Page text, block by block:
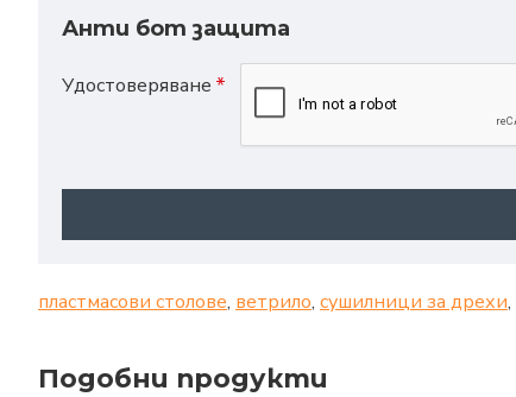
Анти бот защита
Удостоверяване
пластмасови столове, ветрило, сушилници за дрехи,
Подобни продукти